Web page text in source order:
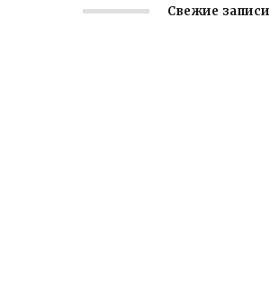
Свежие записи